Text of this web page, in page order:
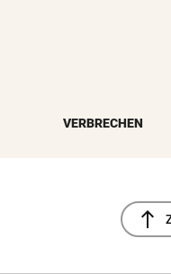
VERBRECHEN
north